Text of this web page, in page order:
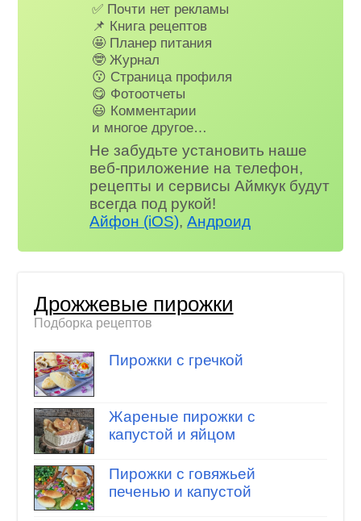
✅ Почти нет рекламы
📌 Книга рецептов
🤩 Планер питания
🤓 Журнал
😗 Страница профиля
😋 Фотоотчеты
😃 Комментарии
и многое другое…
Не забудьте установить наше
веб-приложение на телефон,
рецепты и сервисы Аймкук будут
всегда под рукой!
Айфон (iOS),Андроид
Дрожжевые пирожки
Подборка рецептов
Пирожки с гречкой
Жареные пирожки с
капустой и яйцом
Пирожки с говяжьей
печенью и капустой